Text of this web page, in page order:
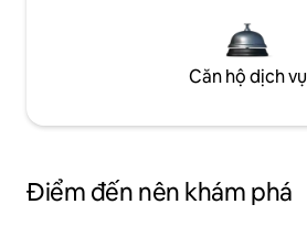
Căn hộ dịch vụ
Điểm đến nên khám phá